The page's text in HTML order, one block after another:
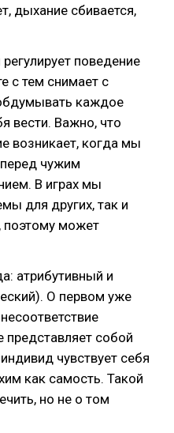
дыхание сбивается,
поведение
с тем снимает с
каждое
вести. Важно, что
возникает, когда мы
чужим
В играх мы
для других, так и
поэтому может
атрибутивный и
О первом уже
собой
чувствует себя
как самость. Такой
но не о том